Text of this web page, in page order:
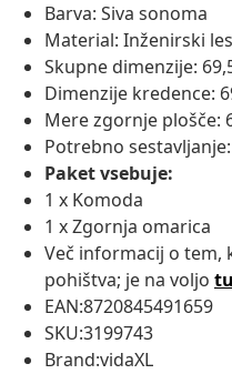
Barva: Siva sonoma
Material: Inženirski
Skupne dimenzije:
Dimenzije kredence:
Mere zgornje plošče:
Potrebno
Paket vsebuje:
1 x Komoda
1 x Zgornja omarica
Več informacij o tem,
pohištva; je na voljo
EAN:8720845491659
SKU:3199743
Brand:vidaXL